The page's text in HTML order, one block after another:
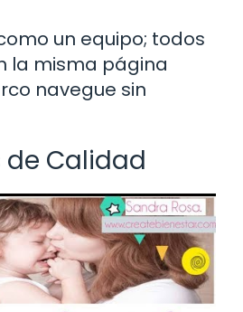
un equipo; todos
la misma página
navegue sin
Calidad